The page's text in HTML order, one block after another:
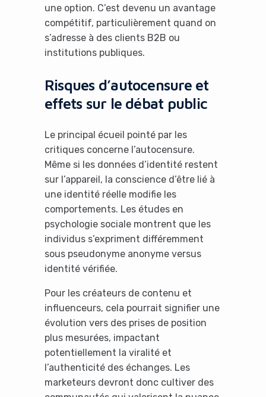
une option. C’est devenu un avantage
compétitif, particulièrement quand on
s’adresse à des clients B2B ou
institutions publiques.
Risques d’autocensure et
effets sur le débat public
Le principal écueil pointé par les
critiques concerne l’autocensure.
Même si les données d’identité restent
sur l’appareil, la conscience d’être lié à
une identité réelle modifie les
comportements. Les études en
psychologie sociale montrent que les
individus s’expriment différemment
sous pseudonyme anonyme versus
identité vérifiée.
Pour les créateurs de contenu et
influenceurs, cela pourrait signifier une
évolution vers des prises de position
plus mesurées, impactant
potentiellement la viralité et
l’authenticité des échanges. Les
marketeurs devront donc cultiver des
It looks like you're
using an ad-blocker!
Yes, I will turn off Ad-Blocker